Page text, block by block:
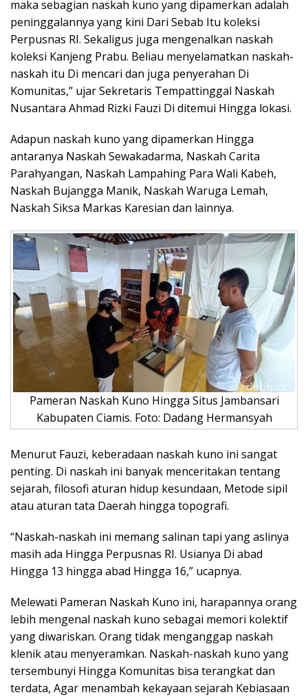
maka sebagian naskah kuno yang dipamerkan adalah
peninggalannya yang kini Dari Sebab Itu koleksi
Perpusnas RI. Sekaligus juga mengenalkan naskah
koleksi Kanjeng Prabu. Beliau menyelamatkan naskah-
naskah itu Di mencari dan juga penyerahan Di
Komunitas,” ujar Sekretaris Tempattinggal Naskah
Nusantara Ahmad Rizki Fauzi Di ditemui Hingga lokasi.
Adapun naskah kuno yang dipamerkan Hingga
antaranya Naskah Sewakadarma, Naskah Carita
Parahyangan, Naskah Lampahing Para Wali Kabeh,
Naskah Bujangga Manik, Naskah Waruga Lemah,
Naskah Siksa Markas Karesian dan lainnya.
Pameran Naskah Kuno Hingga Situs Jambansari
Kabupaten Ciamis. Foto: Dadang Hermansyah
Menurut Fauzi, keberadaan naskah kuno ini sangat
penting. Di naskah ini banyak menceritakan tentang
sejarah, filosofi aturan hidup kesundaan, Metode sipil
atau aturan tata Daerah hingga topografi.
“Naskah-naskah ini memang salinan tapi yang aslinya
masih ada Hingga Perpusnas RI. Usianya Di abad
Hingga 13 hingga abad Hingga 16,” ucapnya.
Melewati Pameran Naskah Kuno ini, harapannya orang
lebih mengenal naskah kuno sebagai memori kolektif
yang diwariskan. Orang tidak menganggap naskah
klenik atau menyeramkan. Naskah-naskah kuno yang
tersembunyi Hingga Komunitas bisa terangkat dan
terdata, Agar menambah kekayaan sejarah Kebiasaan